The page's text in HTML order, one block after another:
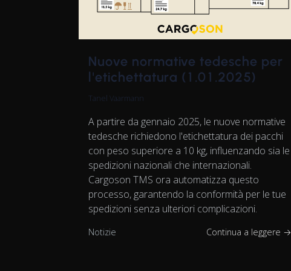
Nuove normative tedesche per
l'etichettatura (1.01.2025)
Tanel Vaarmann
A partire da gennaio 2025, le nuove normative
tedesche richiedono l'etichettatura dei pacchi
con peso superiore a 10 kg, influenzando sia le
spedizioni nazionali che internazionali.
Cargoson TMS ora automatizza questo
processo, garantendo la conformità per le tue
spedizioni senza ulteriori complicazioni.
Notizie Continua a leggere →